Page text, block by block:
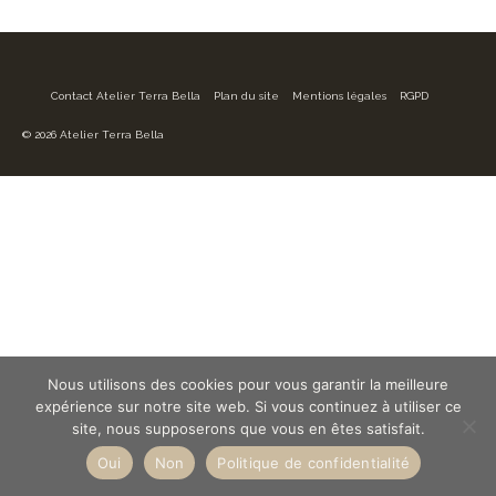
Contact Atelier Terra Bella Plan du site Mentions légales RGPD
© 2026 Atelier Terra Bella
Nous utilisons des cookies pour vous garantir la meilleure
expérience sur notre site web. Si vous continuez à utiliser ce
site, nous supposerons que vous en êtes satisfait.
Oui
Non Politique de confidentialité